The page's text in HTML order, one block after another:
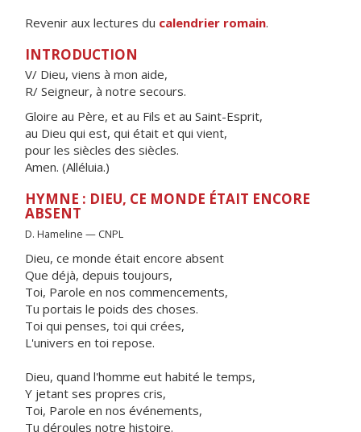
Revenir aux lectures du calendrier romain.
INTRODUCTION
V/ Dieu, viens à mon aide,
R/ Seigneur, à notre secours.
Gloire au Père, et au Fils et au Saint-Esprit,
au Dieu qui est, qui était et qui vient,
pour les siècles des siècles.
Amen. (Alléluia.)
HYMNE : DIEU, CE MONDE ÉTAIT ENCORE
ABSENT
D. Hameline — CNPL
Dieu, ce monde était encore absent
Que déjà, depuis toujours,
Toi, Parole en nos commencements,
Tu portais le poids des choses.
Toi qui penses, toi qui crées,
L'univers en toi repose.
Dieu, quand l'homme eut habité le temps,
Y jetant ses propres cris,
Toi, Parole en nos événements,
Tu déroules notre histoire.